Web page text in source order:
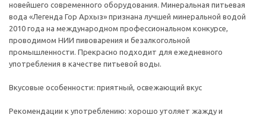
новейшего современного оборудования. Минеральная питьевая
вода «Легенда Гор Архыз» признана лучшей минеральной водой
2010 года на международном профессиональном конкурсе,
проводимом НИИ пивоварения и безалкогольной
промышленности. Прекрасно подходит для ежедневного
употребления в качестве питьевой воды.
Вкусовые особенности: приятный, освежающий вкус
Рекомендации к употреблению: хорошо утоляет жажду и